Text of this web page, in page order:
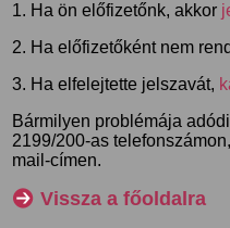
1. Ha ön előfizetőnk, akkor
2. Ha előfizetőként nem
3. Ha elfelejtette jelszavát,
Bármilyen problémája
2199/200-as
mail-címen.
Vissza a főoldalra